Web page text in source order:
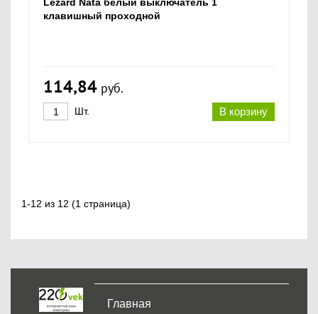
клавишный проходной
114,84 руб.
В корзину
Шт.
1-12 из 12 (1 страница)
Главная